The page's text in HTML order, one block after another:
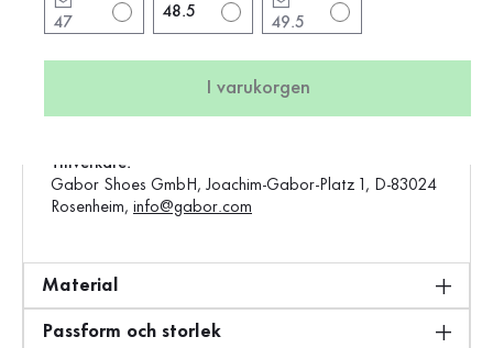
47
48.5
49.5
I varukorgen
Vara:0138.11.31
Produktion:Asien
Tillverkare:
Gabor Shoes GmbH, Joachim-Gabor-Platz 1, D-83024
Rosenheim, info@gabor.com
Material
Passform och storlek